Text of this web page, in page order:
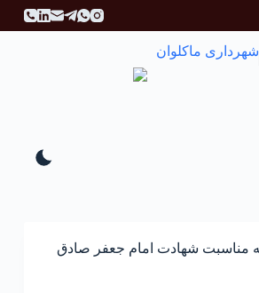
ر
مناسبت شهادت امام جعفر صادق